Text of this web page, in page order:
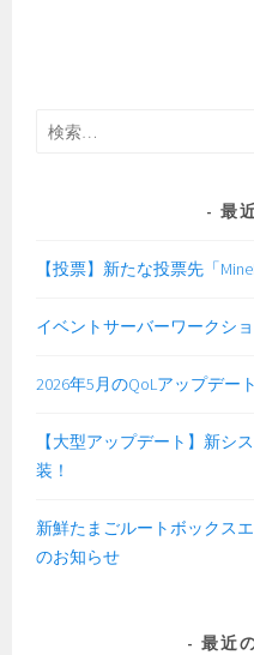
検
最
【投票】新たな投票先「
イベントサーバーワークシ
2026年5月のQoLアップデー
【大型アップデート】新シ
装！
新鮮たまごルートボックス
のお知らせ
最近